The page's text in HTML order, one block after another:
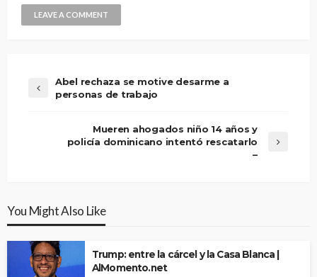
Abel rechaza se motive desarme a
personas de trabajo
Mueren ahogados niño 14 años y
policía dominicano intentó rescatarlo
–
You Might Also Like
Trump: entre la cárcel y la Casa Blanca |
AlMomento.net